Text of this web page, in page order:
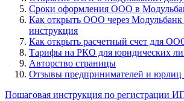
Сроки оформления ООО в
Как открыть ООО через Модульбанк
инструкция
Как открыть расчетный счет для
Тарифы на РКО для юридических
Авторство страницы
Отзывы предпринимателей и юрлиц
Пошаговая инструкция по регистрации